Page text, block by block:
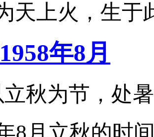
天上火，生于
年8月
立秋为节，处
8月立秋的时